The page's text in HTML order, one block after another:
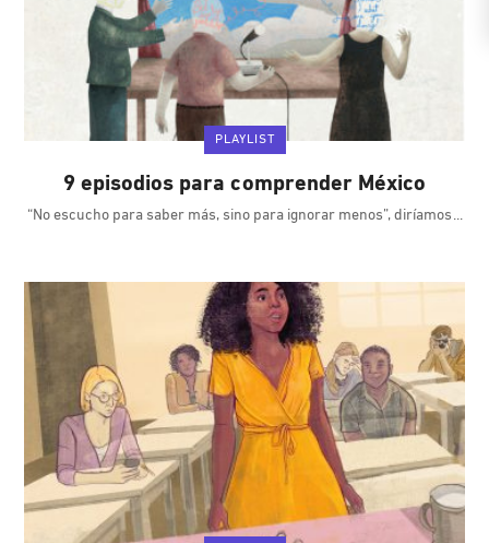
PLAYLIST
9 episodios para comprender México
“No escucho para saber más, sino para ignorar menos”, diríamos